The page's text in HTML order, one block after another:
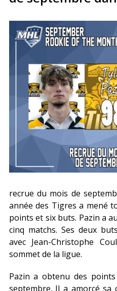
recrue du mois de
année des Tigres a mené
points et six buts. Pazin a
cinq matchs. Ses deux
avec Jean-Christophe
sommet de la ligue.
Pazin a obtenu des
septembre. Il a amorcé sa